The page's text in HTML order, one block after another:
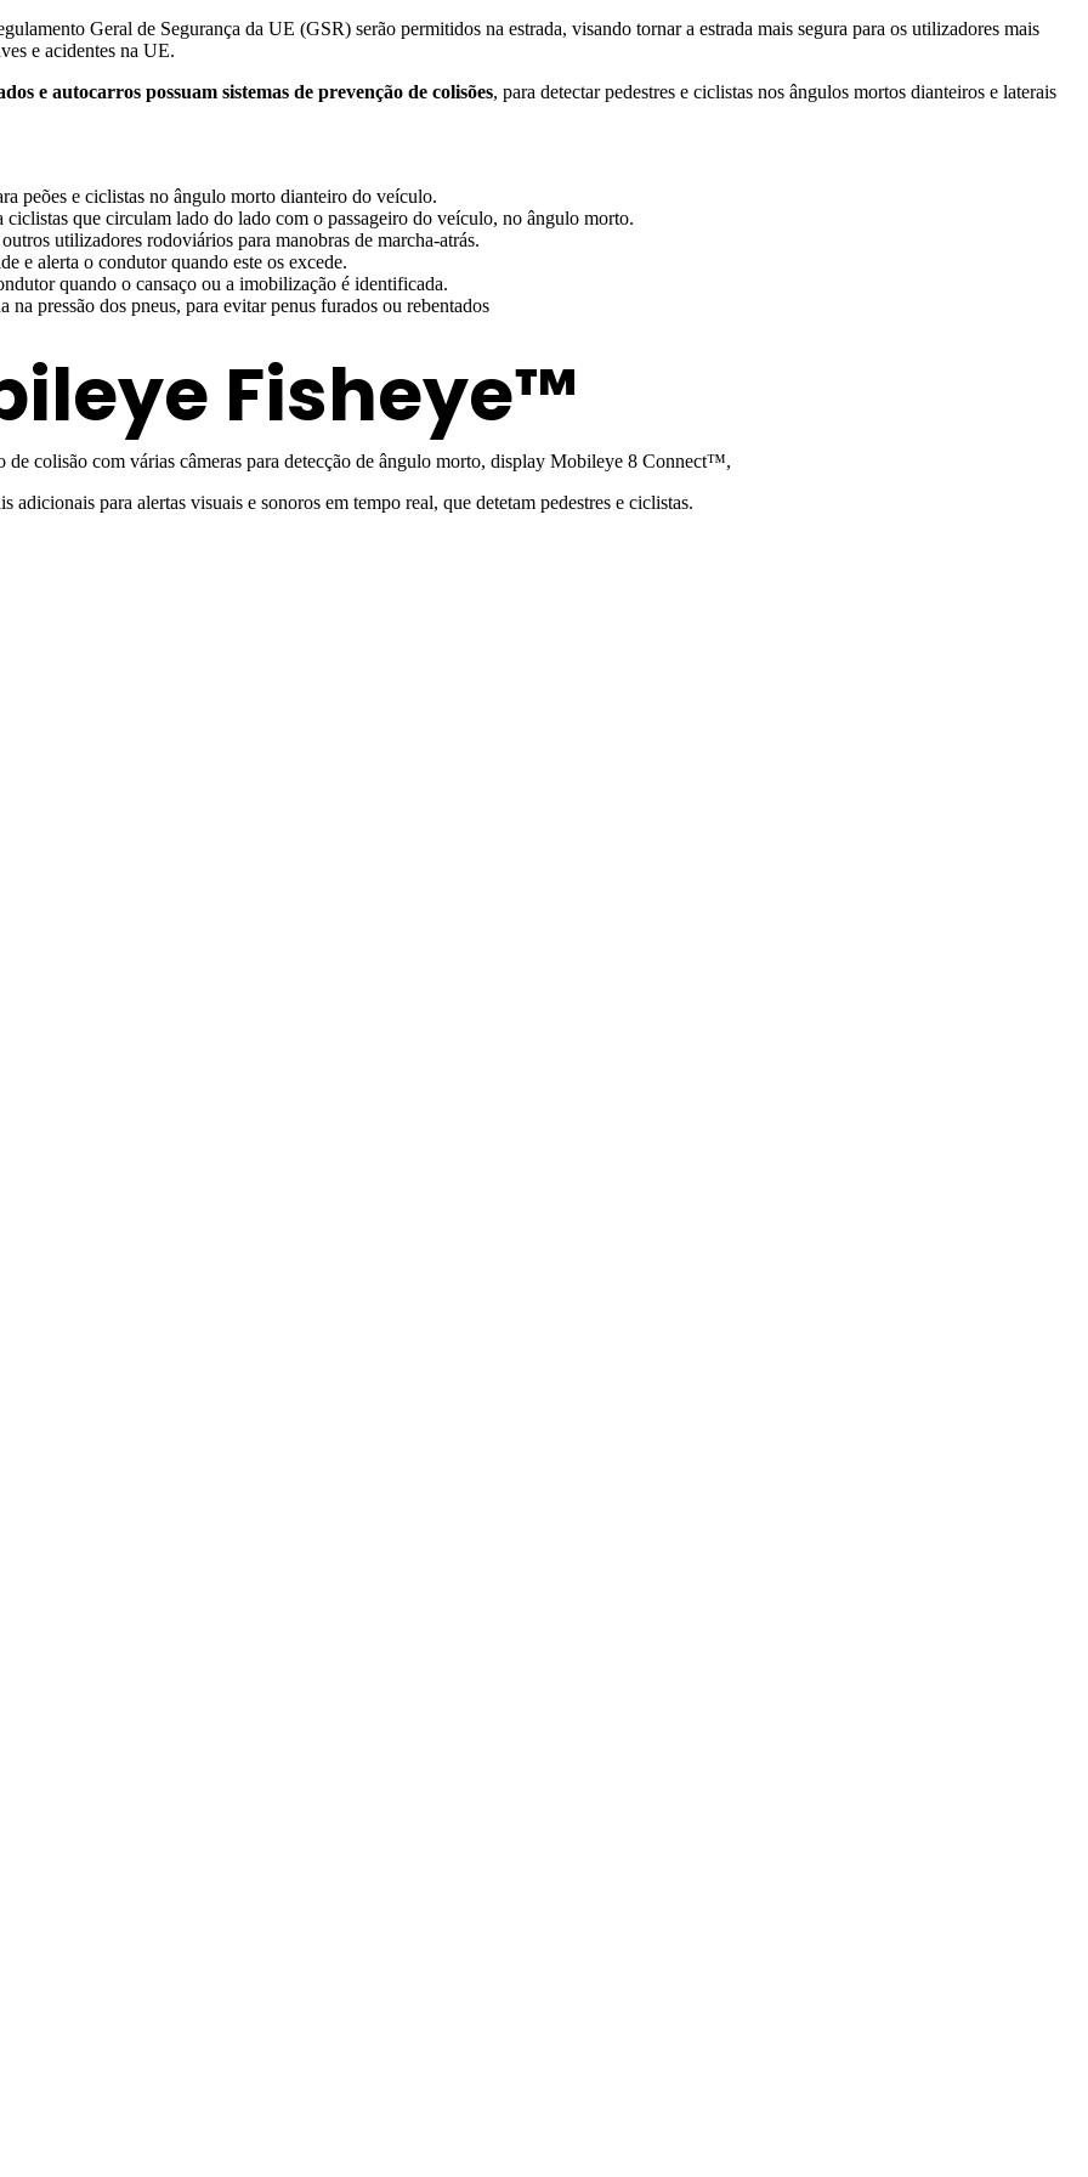
Geral de Segurança da UE (GSR) serão permitidos na estrada, visando tornar a estrada mais segura para os utilizadores mais
e acidentes na UE.
e autocarros possuam sistemas de prevenção de colisões, para detectar pedestres e ciclistas nos ângulos mortos dianteiros e laterais
peões e ciclistas no ângulo morto dianteiro do veículo.
que circulam lado do lado com o passageiro do veículo, no ângulo morto.
utilizadores rodoviários para manobras de marcha-atrás.
e alerta o condutor quando este os excede.
quando o cansaço ou a imobilização é identificada.
pressão dos pneus, para evitar penus furados ou rebentados
Fisheye™
de colisão com várias câmeras para detecção de ângulo morto, display Mobileye 8 Connect™,
adicionais para alertas visuais e sonoros em tempo real, que detetam pedestres e ciclistas.